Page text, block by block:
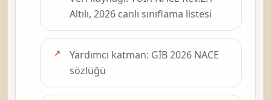
Altılı, 2026 canlı sınıflama listesi
Yardımcı katman: GİB 2026 NACE
sözlüğü